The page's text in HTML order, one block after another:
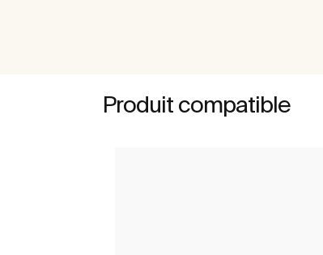
Produit compatible